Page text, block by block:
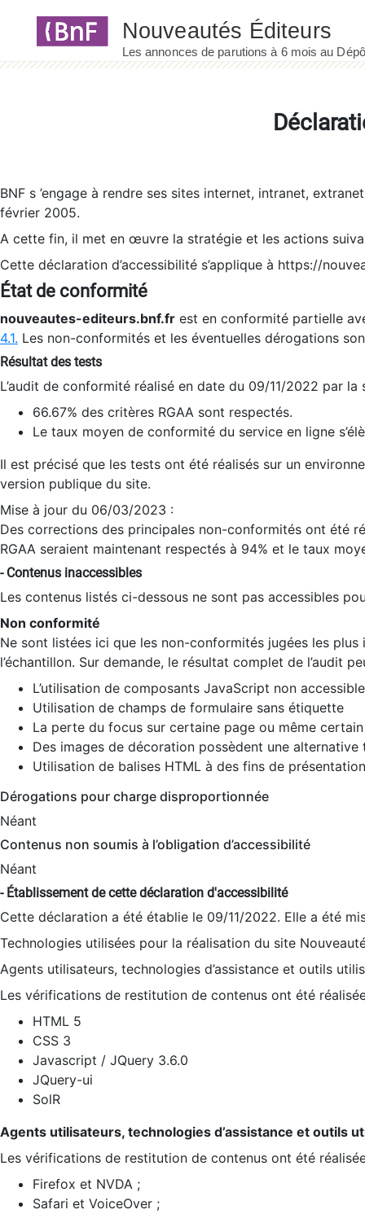
BNF s ’engage à rendre ses sites internet, intranet,
février 2005.
A cette fin, il met en œuvre la stratégie et les actions
Cette déclaration d’accessibilité s’applique à https://
État de conformité
nouveautes-editeurs.bnf.fr est en conformité partielle
4.1. Les non-conformités et les éventuelles dérogations
Résultat des tests
L’audit de conformité réalisé en date du 09/11/2022 par
66.67% des critères RGAA sont respectés.
Le taux moyen de conformité du service en ligne
Il est précisé que les tests ont été réalisés sur un
version publique du site.
Mise à jour du 06/03/2023 :
Des corrections des principales non-conformités ont été
RGAA seraient maintenant respectés à 94% et le taux
- Contenus inaccessibles
Les contenus listés ci-dessous ne sont pas accessibles
Non conformité
Ne sont listées ici que les non-conformités jugées les
l’échantillon. Sur demande, le résultat complet de l’audit
L’utilisation de composants JavaScript non
Utilisation de champs de formulaire sans étiquette
La perte du focus sur certaine page ou même
Des images de décoration possèdent une alternative
Utilisation de balises HTML à des fins de
Dérogations pour charge disproportionnée
Néant
Contenus non soumis à l’obligation d’accessibilité
Néant
- Établissement de cette déclaration d'accessibilité
Cette déclaration a été établie le 09/11/2022. Elle a été
Technologies utilisées pour la réalisation du site
Agents utilisateurs, technologies d’assistance et outils
Les vérifications de restitution de contenus ont été
HTML 5
CSS 3
Javascript / JQuery 3.6.0
JQuery-ui
SolR
Agents utilisateurs, technologies d’assistance et outils
Les vérifications de restitution de contenus ont été
Firefox et NVDA ;
Safari et VoiceOver ;